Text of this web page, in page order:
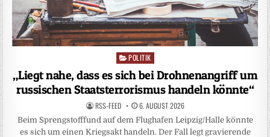
Posted
in
POLITIK
„Liegt nahe, dass es sich bei Drohnenangriff um
russischen Staatsterrorismus handeln könnte“
RSS-FEED 6. AUGUST 2026
Beim Sprengstofffund auf dem Flughafen Leipzig/Halle könnte
es sich um einen Kriegsakt handeln. Der Fall legt gravierende